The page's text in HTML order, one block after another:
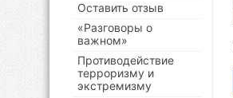
Оставить отзыв
«Разговоры о
важном»
Противодействие
терроризму и
экстремизму